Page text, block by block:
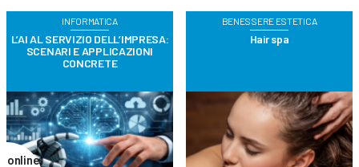
INFORMATICA
L’AI AL SERVIZIO DELL’IMPRESA:
SCENARI E APPLICAZIONI
CONCRETE
online
BENESSERE ESTETICA
Hair spa